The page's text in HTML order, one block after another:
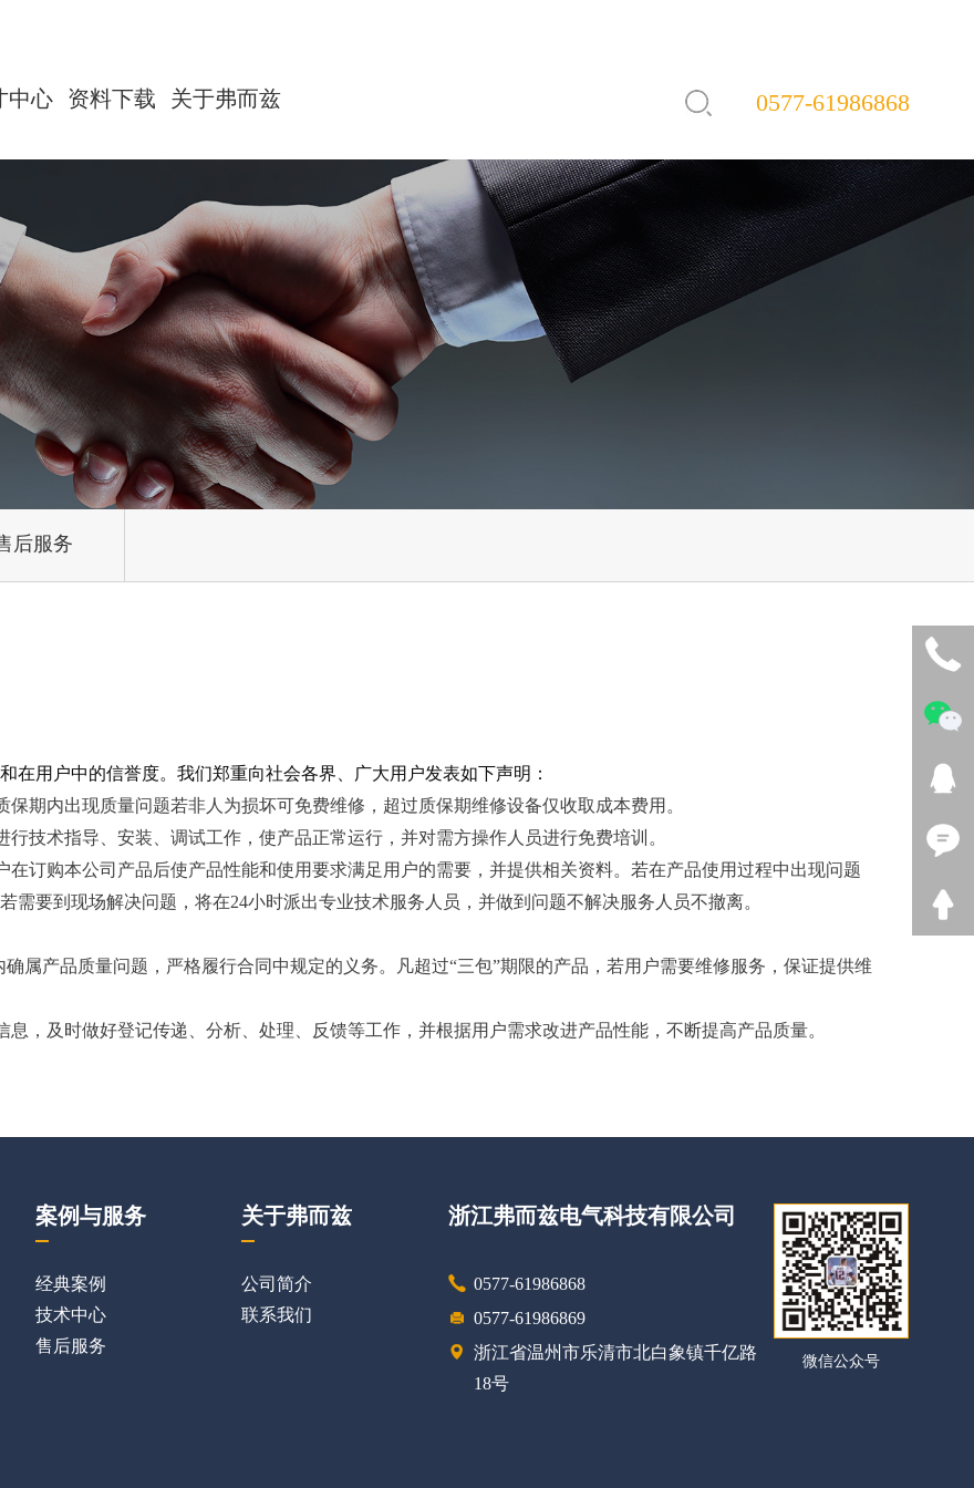
储能直流快速熔断器
750V储能直流快速熔断器
储能直流快速熔断器
储能直流快速熔断器
储能直流快速熔断器
光伏系统保护用直流熔断器
光伏系统保护用直流熔断器
充电桩保护用直流熔断器
750V充电桩保护用直流熔断器
充电桩保护用直流熔断器
风能设备保护用熔断器
风能设备保护用熔断器
风能设备保护用熔断器
250V电动汽车直流快速熔断器
电动汽车直流快速熔断器
交流快速熔断器
交流快速熔断器
交流快速熔断器
中心 资料下载 关于弗而兹
联系我们
0577-61986868
后服务
在用户中的信誉度。我们郑重向社会各界、广大用户发表如下声明：
期内出现质量问题若非人为损坏可免费维修，超过质保期维修设备仅收取成本费用。
技术指导、安装、调试工作，使产品正常运行，并对需方操作人员进行免费培训。
订购本公司产品后使产品性能和使用要求满足用户的需要，并提供相关资料。若在产品使用过程中出现问题
需要到现场解决问题，将在24小时派出专业技术服务人员，并做到问题不解决服务人员不撤离。
属产品质量问题，严格履行合同中规定的义务。凡超过“三包”期限的产品，若用户需要维修服务，保证提供维
，及时做好登记传递、分析、处理、反馈等工作，并根据用户需求改进产品性能，不断提高产品质量。
案例与服务
经典案例
技术中心
售后服务
关于弗而兹
公司简介
联系我们
浙江弗而兹电气科技有限公司
0577-61986868
0577-61986869
浙江省温州市乐清市北白象镇千亿路
18号
微信公众号